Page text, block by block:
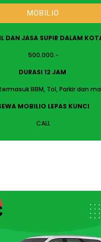
MOBILIO
DAN JASA SUPIR DALAM
500.000.-
DURASI 12 JAM
BBM, Tol, Parkir dan
MOBILIO LEPAS KUNCI
CALL